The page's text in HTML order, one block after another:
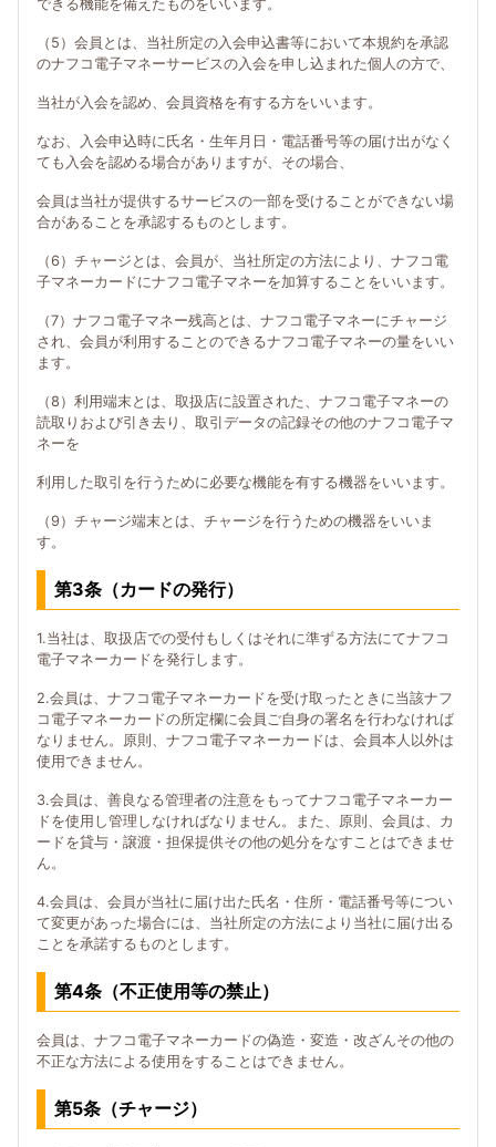
できる機能を備えたものをいいます。
（5）会員とは、当社所定の入会申込書等において本規約を承認
のナフコ電子マネーサービスの入会を申し込まれた個人の方で、
当社が入会を認め、会員資格を有する方をいいます。
なお、入会申込時に氏名・生年月日・電話番号等の届け出がなく
ても入会を認める場合がありますが、その場合、
会員は当社が提供するサービスの一部を受けることができない場
合があることを承認するものとします。
（6）チャージとは、会員が、当社所定の方法により、ナフコ電
子マネーカードにナフコ電子マネーを加算することをいいます。
（7）ナフコ電子マネー残高とは、ナフコ電子マネーにチャージ
され、会員が利用することのできるナフコ電子マネーの量をいい
ます。
（8）利用端末とは、取扱店に設置された、ナフコ電子マネーの
読取りおよび引き去り、取引データの記録その他のナフコ電子マ
ネーを
利用した取引を行うために必要な機能を有する機器をいいます。
（9）チャージ端末とは、チャージを行うための機器をいいま
す。
第3条（カードの発行）
1.当社は、取扱店での受付もしくはそれに準ずる方法にてナフコ
電子マネーカードを発行します。
2.会員は、ナフコ電子マネーカードを受け取ったときに当該ナフ
コ電子マネーカードの所定欄に会員ご自身の署名を行わなければ
なりません。原則、ナフコ電子マネーカードは、会員本人以外は
使用できません。
3.会員は、善良なる管理者の注意をもってナフコ電子マネーカー
ドを使用し管理しなければなりません。また、原則、会員は、カ
ードを貸与・譲渡・担保提供その他の処分をなすことはできませ
ん。
4.会員は、会員が当社に届け出た氏名・住所・電話番号等につい
て変更があった場合には、当社所定の方法により当社に届け出る
ことを承諾するものとします。
第4条（不正使用等の禁止）
会員は、ナフコ電子マネーカードの偽造・変造・改ざんその他の
不正な方法による使用をすることはできません。
第5条（チャージ）